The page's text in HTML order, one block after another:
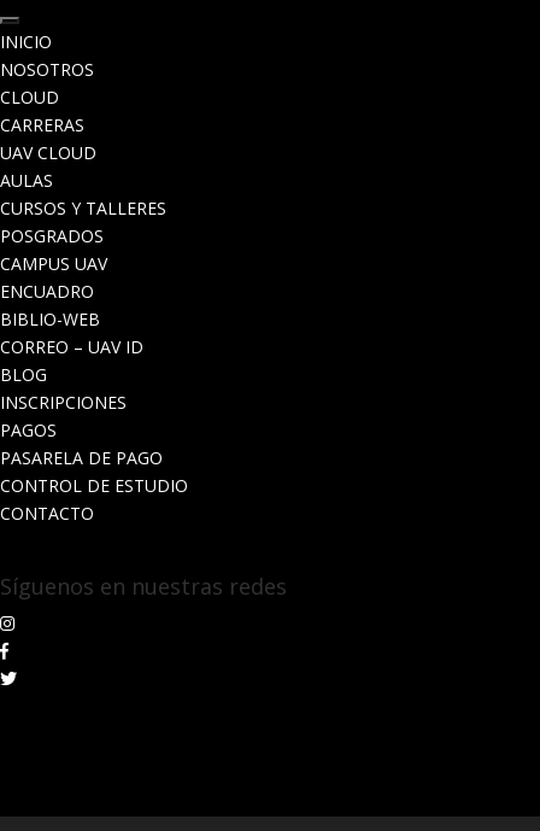
INICIO
NOSOTROS
CLOUD
CARRERAS
UAV CLOUD
AULAS
CURSOS Y TALLERES
POSGRADOS
CAMPUS UAV
ENCUADRO
BIBLIO-WEB
CORREO – UAV ID
BLOG
INSCRIPCIONES
PAGOS
PASARELA DE PAGO
CONTROL DE ESTUDIO
CONTACTO
Síguenos en nuestras redes